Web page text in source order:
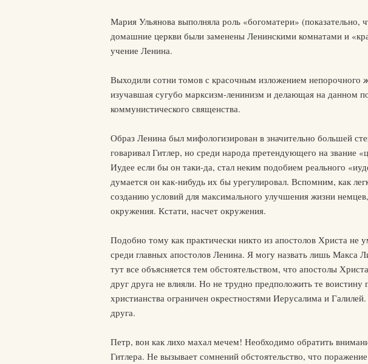
Мария Ульянова выполняла роль «богоматери»
домашние церкви были заменены Ленинскими комнатами и
учение Ленина.
Выходили сотни томов с красочным изложением непорочного
изучавшая сугубо марксизм-ленинизм и делающая на данном
коммунистического священства.
Образ Ленина был мифологизирован в значительно большей
говаривал Гитлер, но среди народа претендующего на звание
Иудее если бы он таки-да, стал неким подобием реального
думается он как-нибудь их бы урегулировал. Вспомним, как
созданию условий для максимального улучшения жизни
окружения. Кстати, насчет окружения.
Подобно тому как практически никто из апостолов Христа не
среди главных апостолов Ленина. Я могу назвать лишь Макса
тут все объясняется тем обстоятельством, что апостолы
друг друга не влияли. Но не трудно предположить те
христианства ограничен окрестностями Иерусалима и
друга.
Петр, вон как лихо махал мечем! Необходимо обратить
Гитлера. Не вызывает сомнений обстоятельство, что